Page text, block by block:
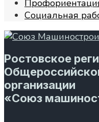
Социальная
Ростовское
организации
«Союз